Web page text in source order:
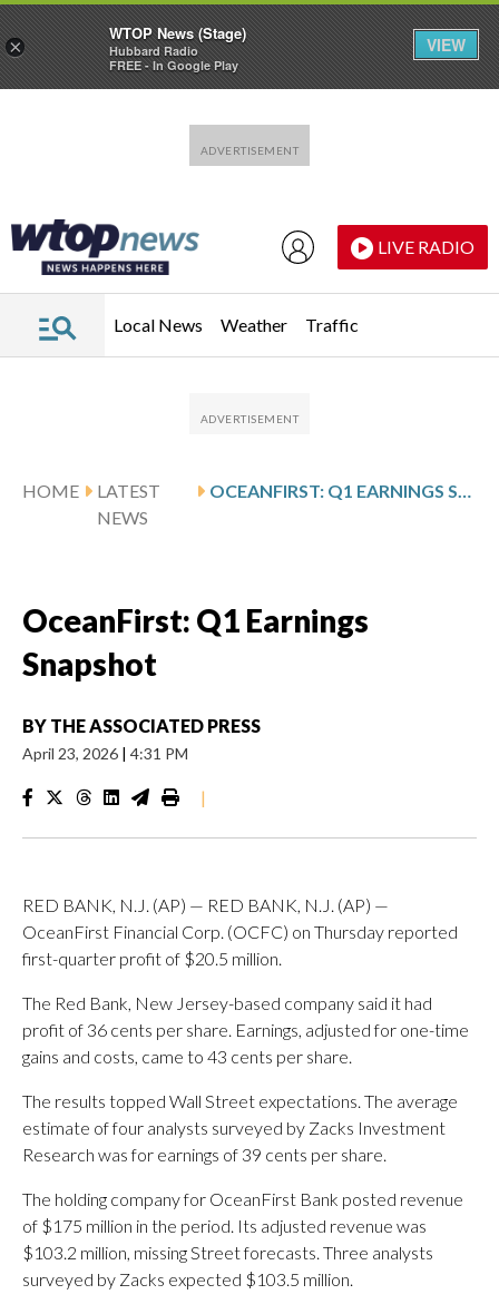
LIVE RADIO
Local News Weather Traffic
HOME
LATEST
NEWS
OCEANFIRST: Q1 EARNINGS SNAPSHOT
OceanFirst: Q1 Earnings
Snapshot
BY THE ASSOCIATED PRESS
April 23, 2026 | 4:31 PM
|
RED BANK, N.J. (AP) — RED BANK, N.J. (AP) —
OceanFirst Financial Corp. (OCFC) on Thursday reported
first-quarter profit of $20.5 million.
The Red Bank, New Jersey-based company said it had
profit of 36 cents per share. Earnings, adjusted for one-time
gains and costs, came to 43 cents per share.
The results topped Wall Street expectations. The average
estimate of four analysts surveyed by Zacks Investment
Research was for earnings of 39 cents per share.
The holding company for OceanFirst Bank posted revenue
of $175 million in the period. Its adjusted revenue was
$103.2 million, missing Street forecasts. Three analysts
surveyed by Zacks expected $103.5 million.
×
WTOP News (Stage)
Hubbard Radio
FREE - In Google Play
VIEW